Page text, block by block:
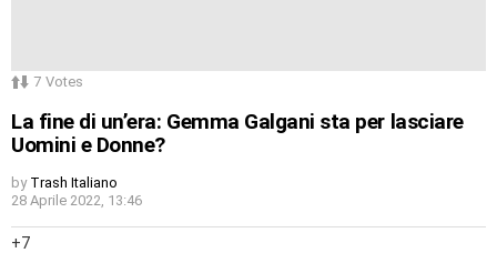
7 Votes
La fine di un’era: Gemma Galgani sta per lasciare
Uomini e Donne?
by Trash Italiano
28 Aprile 2022, 13:46
7